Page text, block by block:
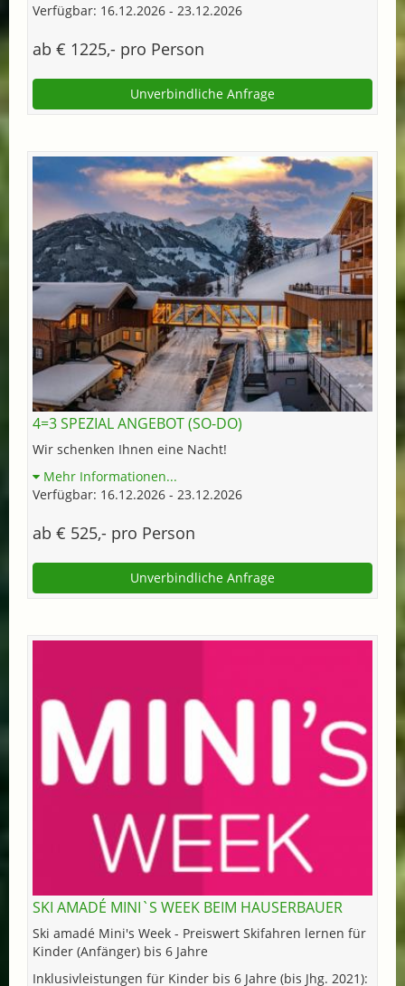
Verfügbar: 16.12.2026 - 23.12.2026
ab € 1225,- pro Person
Unverbindliche Anfrage
4=3 SPEZIAL ANGEBOT (SO-DO)
Wir schenken Ihnen eine Nacht!
Mehr Informationen...
Verfügbar: 16.12.2026 - 23.12.2026
ab € 525,- pro Person
Unverbindliche Anfrage
SKI AMADÉ MINI`S WEEK BEIM HAUSERBAUER
Ski amadé Mini's Week - Preiswert Skifahren lernen für
Kinder (Anfänger) bis 6 Jahre
Inklusivleistungen für Kinder bis 6 Jahre (bis Jhg. 2021):